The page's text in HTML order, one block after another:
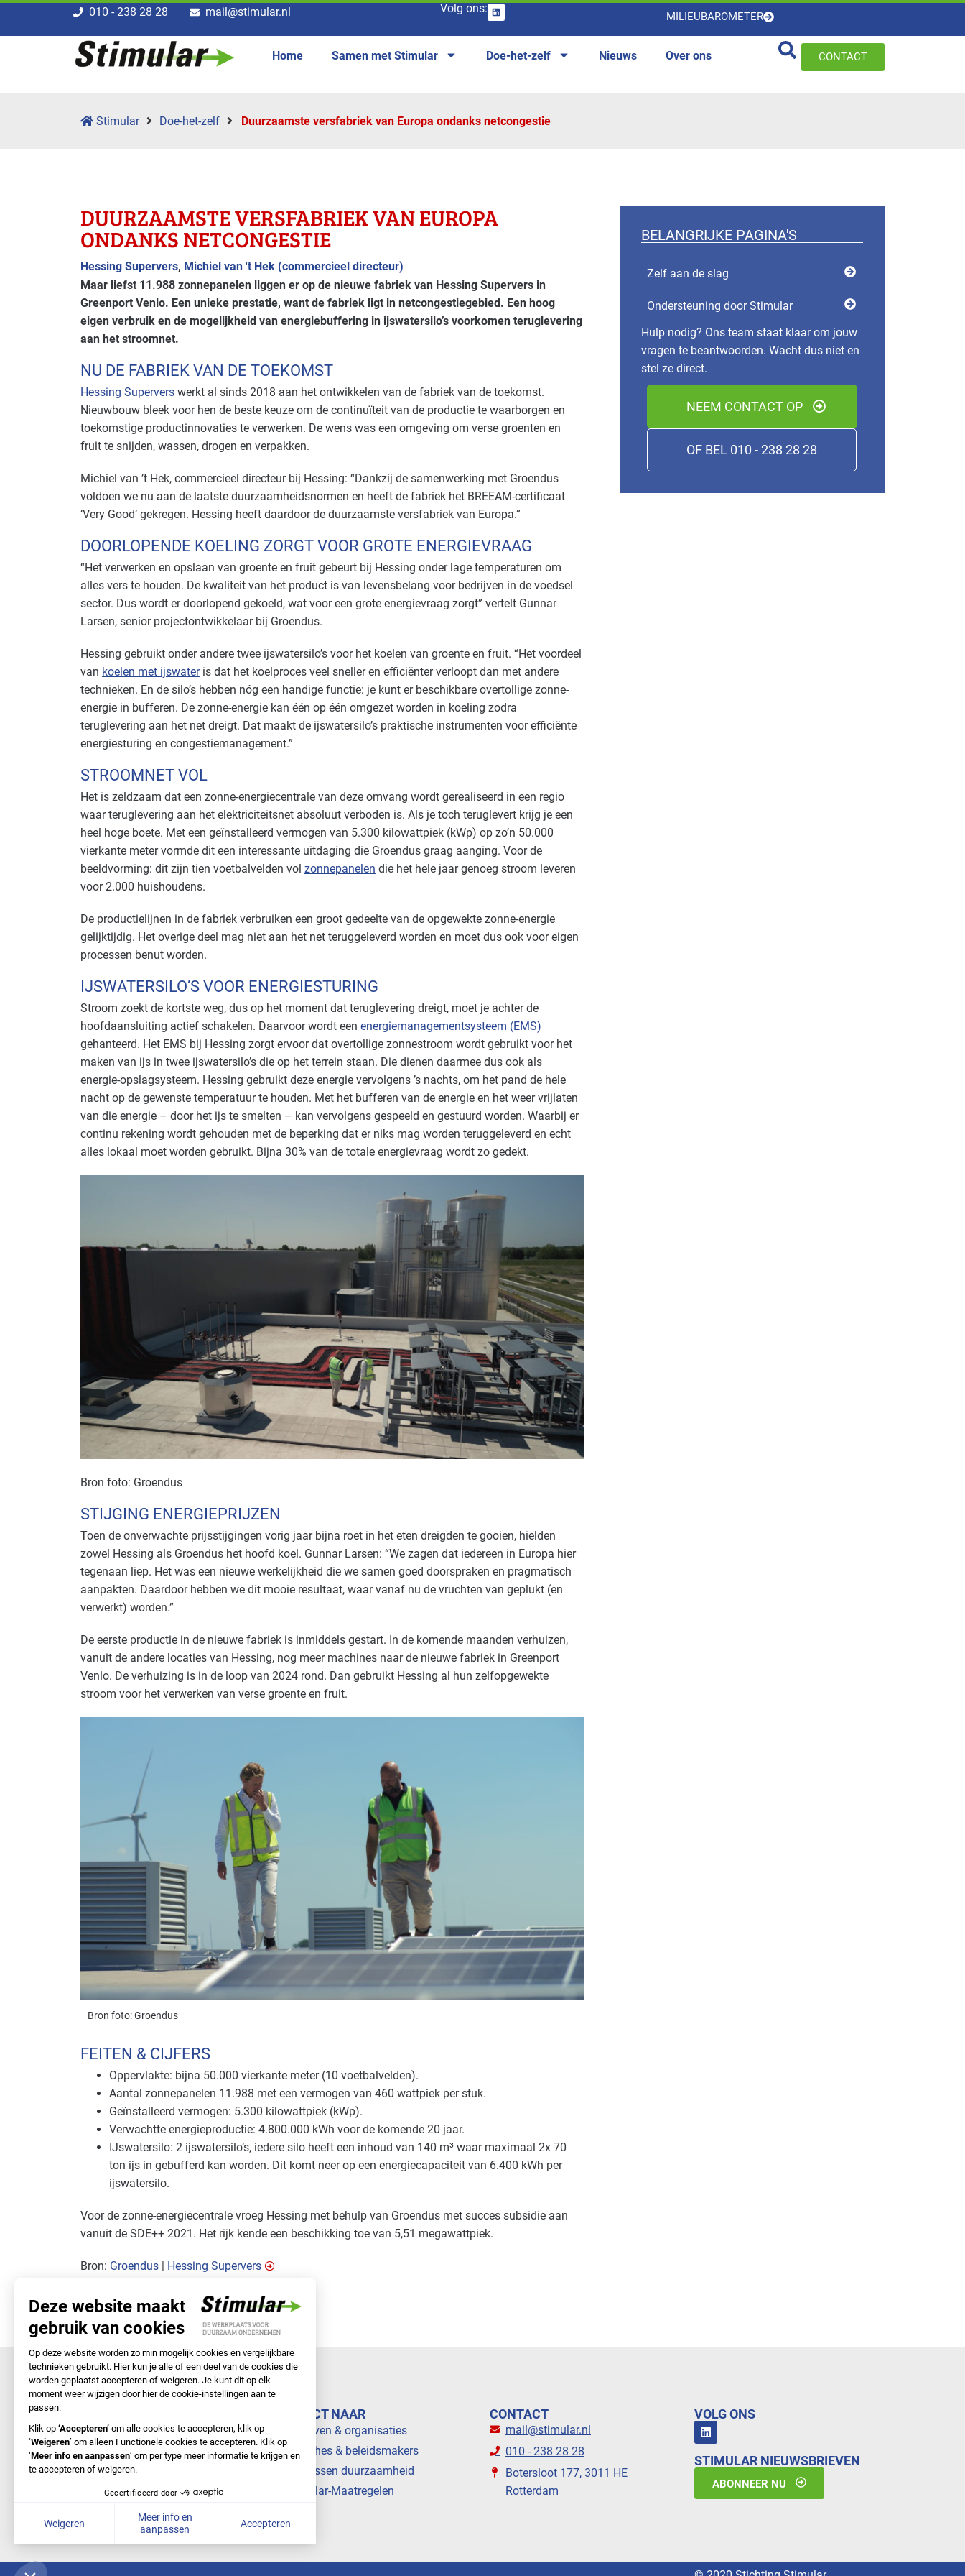
010 - 238 28 28 mail@stimular.nl Volg ons:
MILIEUBAROMETER
Home Samen met Stimular Doe-het-zelf Nieuws Over ons CONTACT
Stimular Doe-het-zelf Duurzaamste versfabriek van Europa ondanks netcongestie
DUURZAAMSTE VERSFABRIEK VAN EUROPA
ONDANKS NETCONGESTIE
Hessing Supervers, Michiel van 't Hek (commercieel directeur)
Maar liefst 11.988 zonnepanelen liggen er op de nieuwe fabriek van Hessing Supervers in
Greenport Venlo. Een unieke prestatie, want de fabriek ligt in netcongestiegebied. Een hoog
eigen verbruik en de mogelijkheid van energiebuffering in ijswatersilo’s voorkomen teruglevering
aan het stroomnet.
NU DE FABRIEK VAN DE TOEKOMST
Hessing Supervers werkt al sinds 2018 aan het ontwikkelen van de fabriek van de toekomst.
Nieuwbouw bleek voor hen de beste keuze om de continuïteit van de productie te waarborgen en
toekomstige productinnovaties te verwerken. De wens was een omgeving om verse groenten en
fruit te snijden, wassen, drogen en verpakken.
Michiel van ’t Hek, commercieel directeur bij Hessing: “Dankzij de samenwerking met Groendus
voldoen we nu aan de laatste duurzaamheidsnormen en heeft de fabriek het BREEAM-certificaat
‘Very Good’ gekregen. Hessing heeft daardoor de duurzaamste versfabriek van Europa.”
DOORLOPENDE KOELING ZORGT VOOR GROTE ENERGIEVRAAG
“Het verwerken en opslaan van groente en fruit gebeurt bij Hessing onder lage temperaturen om
alles vers te houden. De kwaliteit van het product is van levensbelang voor bedrijven in de voedsel
sector. Dus wordt er doorlopend gekoeld, wat voor een grote energievraag zorgt” vertelt Gunnar
Larsen, senior projectontwikkelaar bij Groendus.
Hessing gebruikt onder andere twee ijswatersilo’s voor het koelen van groente en fruit. “Het voordeel
van koelen met ijswateris dat het koelproces veel sneller en efficiënter verloopt dan met andere
technieken. En de silo’s hebben nóg een handige functie: je kunt er beschikbare overtollige zonne-
energie in bufferen. De zonne-energie kan één op één omgezet worden in koeling zodra
teruglevering aan het net dreigt. Dat maakt de ijswatersilo’s praktische instrumenten voor efficiënte
energiesturing en congestiemanagement.”
STROOMNET VOL
Het is zeldzaam dat een zonne-energiecentrale van deze omvang wordt gerealiseerd in een regio
waar teruglevering aan het elektriciteitsnet absoluut verboden is. Als je toch teruglevert krijg je een
heel hoge boete. Met een geïnstalleerd vermogen van 5.300 kilowattpiek (kWp) op zo’n 50.000
vierkante meter vormde dit een interessante uitdaging die Groendus graag aanging. Voor de
beeldvorming: dit zijn tien voetbalvelden vol zonnepanelen die het hele jaar genoeg stroom leveren
voor 2.000 huishoudens.
De productielijnen in de fabriek verbruiken een groot gedeelte van de opgewekte zonne-energie
gelijktijdig. Het overige deel mag niet aan het net teruggeleverd worden en moet dus ook voor eigen
processen benut worden.
IJSWATERSILO’S VOOR ENERGIESTURING
Stroom zoekt de kortste weg, dus op het moment dat teruglevering dreigt, moet je achter de
hoofdaansluiting actief schakelen. Daarvoor wordt een energiemanagementsysteem (EMS)
gehanteerd. Het EMS bij Hessing zorgt ervoor dat overtollige zonnestroom wordt gebruikt voor het
maken van ijs in twee ijswatersilo’s die op het terrein staan. Die dienen daarmee dus ook als
energie-opslagsysteem. Hessing gebruikt deze energie vervolgens ’s nachts, om het pand de hele
nacht op de gewenste temperatuur te houden. Met het bufferen van de energie en het weer vrijlaten
van die energie – door het ijs te smelten – kan vervolgens gespeeld en gestuurd worden. Waarbij er
continu rekening wordt gehouden met de beperking dat er niks mag worden teruggeleverd en echt
alles lokaal moet worden gebruikt. Bijna 30% van de totale energievraag wordt zo gedekt.
Bron foto: Groendus
STIJGING ENERGIEPRIJZEN
Toen de onverwachte prijsstijgingen vorig jaar bijna roet in het eten dreigden te gooien, hielden
zowel Hessing als Groendus het hoofd koel. Gunnar Larsen: “We zagen dat iedereen in Europa hier
tegenaan liep. Het was een nieuwe werkelijkheid die we samen goed doorspraken en pragmatisch
aanpakten. Daardoor hebben we dit mooie resultaat, waar vanaf nu de vruchten van geplukt (en
verwerkt) worden.”
De eerste productie in de nieuwe fabriek is inmiddels gestart. In de komende maanden verhuizen,
vanuit de andere locaties van Hessing, nog meer machines naar de nieuwe fabriek in Greenport
Venlo. De verhuizing is in de loop van 2024 rond. Dan gebruikt Hessing al hun zelfopgewekte
stroom voor het verwerken van verse groente en fruit.
Bron foto: Groendus
FEITEN & CIJFERS
Oppervlakte: bijna 50.000 vierkante meter (10 voetbalvelden).
Aantal zonnepanelen 11.988 met een vermogen van 460 wattpiek per stuk.
Geïnstalleerd vermogen: 5.300 kilowattpiek (kWp).
Verwachtte energieproductie: 4.800.000 kWh voor de komende 20 jaar.
IJswatersilo: 2 ijswatersilo’s, iedere silo heeft een inhoud van 140 m³ waar maximaal 2x 70
ton ijs in gebufferd kan worden. Dit komt neer op een energiecapaciteit van 6.400 kWh per
ijswatersilo.
Voor de zonne-energiecentrale vroeg Hessing met behulp van Groendus met succes subsidie aan
vanuit de SDE++ 2021. Het rijk kende een beschikking toe van 5,51 megawattpiek.
Bron: Groendus | Hessing Supervers
BELANGRIJKE PAGINA'S
Zelf aan de slag
Ondersteuning door Stimular
Hulp nodig? Ons team staat klaar om jouw
vragen te beantwoorden. Wacht dus niet en
stel ze direct.
NEEM CONTACT OP
OF BEL 010 - 238 28 28
Samen met Stimular
Doe-het-zelf
Nieuws
Over ons
DIRECT NAAR
Bedrijven & organisaties
Branches & beleidsmakers
Cursussen duurzaamheid
Stimular-Maatregelen
CONTACT
mail@stimular.nl
010 - 238 28 28
Botersloot 177, 3011 HE
Rotterdam
VOLG ONS
STIMULAR NIEUWSBRIEVEN
ABONNEER NU